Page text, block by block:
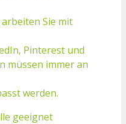
Sie mit
Pinterest und
müssen immer an
werden.
geeignet